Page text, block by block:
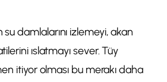
damlalarını izlemeyi, akan
ıslatmayı sever. Tüy
itiyor olması bu merakı daha